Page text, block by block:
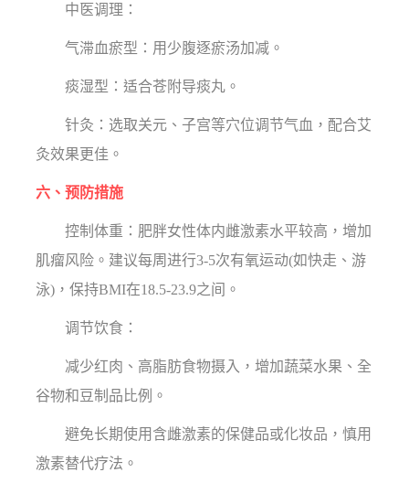
中医调理：
气滞血瘀型：用少腹逐瘀汤加减。
痰湿型：适合苍附导痰丸。
针灸：选取关元、子宫等穴位调节气血，配合艾
灸效果更佳。
六、预防措施
控制体重：肥胖女性体内雌激素水平较高，增加
肌瘤风险。建议每周进行3-5次有氧运动(如快走、游
泳)，保持BMI在18.5-23.9之间。
调节饮食：
减少红肉、高脂肪食物摄入，增加蔬菜水果、全
谷物和豆制品比例。
避免长期使用含雌激素的保健品或化妆品，慎用
激素替代疗法。